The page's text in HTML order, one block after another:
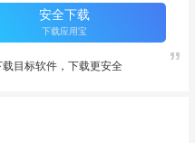
安全下载
下载应用宝
目标软件，下载更安全